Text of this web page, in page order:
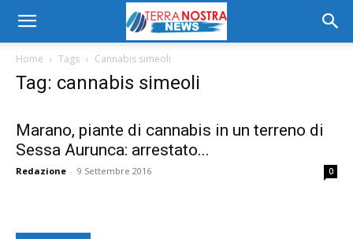
Home Tags Cannabis simeoli
Tag: cannabis simeoli
Marano, piante di cannabis in un terreno di
Sessa Aurunca: arrestato...
Redazione - 9 Settembre 2016 0